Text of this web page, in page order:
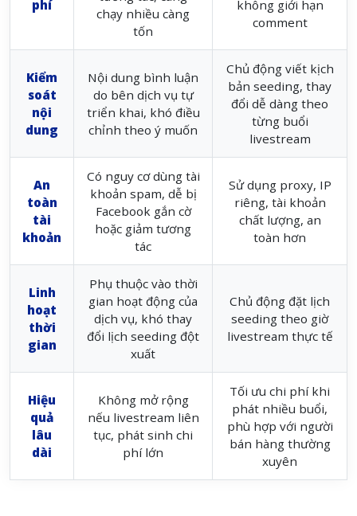
phí
chạy nhiều càng
tốn
không giới hạn
comment
Kiểm
soát
nội
dung
Nội dung bình luận
do bên dịch vụ tự
triển khai, khó điều
chỉnh theo ý muốn
Chủ động viết kịch
bản seeding, thay
đổi dễ dàng theo
từng buổi
livestream
An
toàn
tài
khoản
Có nguy cơ dùng tài
khoản spam, dễ bị
Facebook gắn cờ
hoặc giảm tương
tác
Sử dụng proxy, IP
riêng, tài khoản
chất lượng, an
toàn hơn
Linh
hoạt
thời
gian
Phụ thuộc vào thời
gian hoạt động của
dịch vụ, khó thay
đổi lịch seeding đột
xuất
Chủ động đặt lịch
seeding theo giờ
livestream thực tế
Hiệu
quả
lâu
dài
Không mở rộng
nếu livestream liên
tục, phát sinh chi
phí lớn
Tối ưu chi phí khi
phát nhiều buổi,
phù hợp với người
bán hàng thường
xuyên